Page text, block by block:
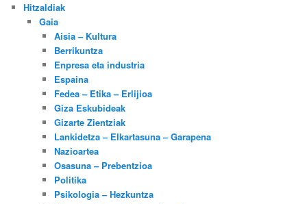
Hitzaldiak
Gaia
Aisia – Kultura
Berrikuntza
Enpresa eta industria
Espaina
Fedea – Etika – Erlijioa
Giza Eskubideak
Gizarte Zientziak
Lankidetza – Elkartasuna – Garapena
Nazioartea
Osasuna – Prebentzioa
Politika
Psikologia – Hezkuntza